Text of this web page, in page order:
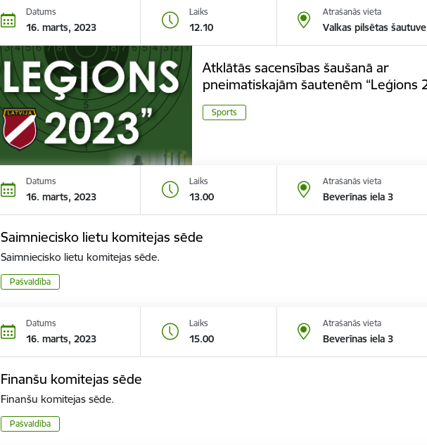
Datums
16. marts, 2023
Laiks
12.10
Atrašanās vieta
Valkas pilsētas šautuve
Atklātās sacensības šaušanā ar
pneimatiskajām šautenēm “Leģions
Sports
Datums
16. marts, 2023
Laiks
13.00
Atrašanās vieta
Beverīnas iela 3
Saimniecisko lietu komitejas sēde
Saimniecisko lietu komitejas sēde.
Pašvaldība
Datums
16. marts, 2023
Laiks
15.00
Atrašanās vieta
Beverīnas iela 3
Finanšu komitejas sēde
Finanšu komitejas sēde.
Pašvaldība